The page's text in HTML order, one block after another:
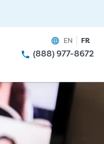
(888) 977-8672
EN FR